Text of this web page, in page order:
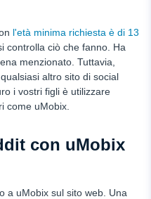
l'età minima richiesta è di 13
controlla ciò che fanno. Ha
menzionato. Tuttavia,
altro sito di social
i vostri figli è utilizzare
come uMobix.
con uMobix
a uMobix sul sito web. Una